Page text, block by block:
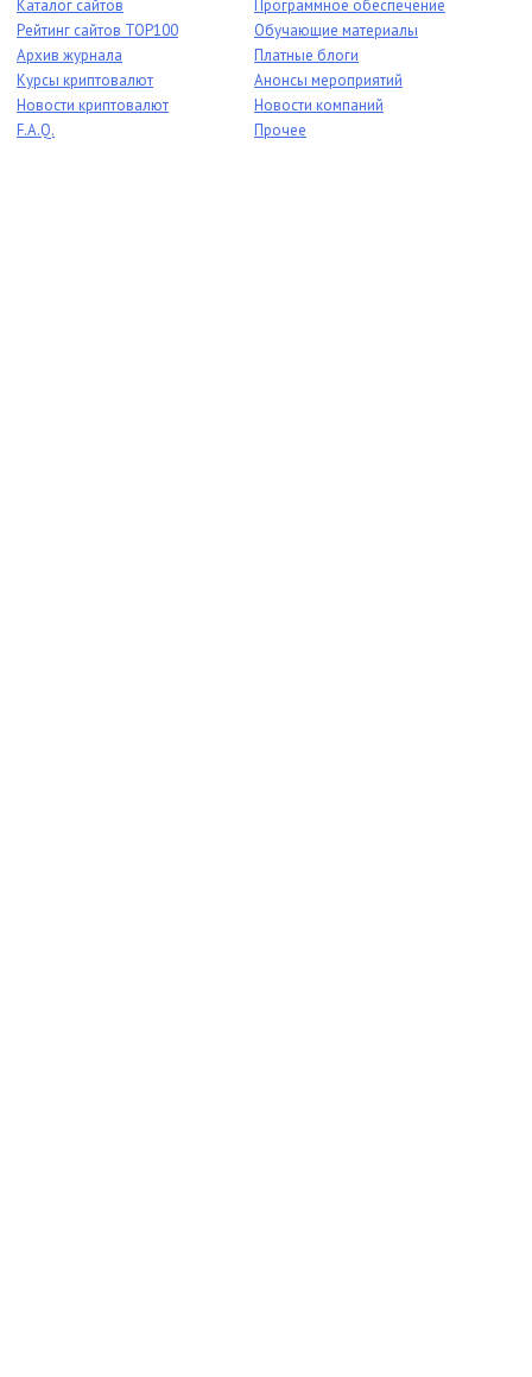
Каталог сайтов
Рейтинг сайтов TOP100
Архив журнала
Курсы криптовалют
Новости криптовалют
F.A.Q.
Программное обеспечение
Обучающие материалы
Платные блоги
Анонсы мероприятий
Новости компаний
Прочее